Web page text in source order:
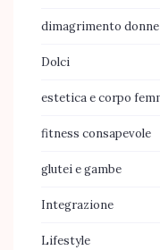
dimagrimento donne
Dolci
estetica e corpo
fitness consapevole
glutei e gambe
Integrazione
Lifestyle